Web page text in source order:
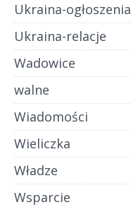
Ukraina-ogłoszenia
Ukraina-relacje
Wadowice
walne
Wiadomości
Wieliczka
Władze
Wsparcie